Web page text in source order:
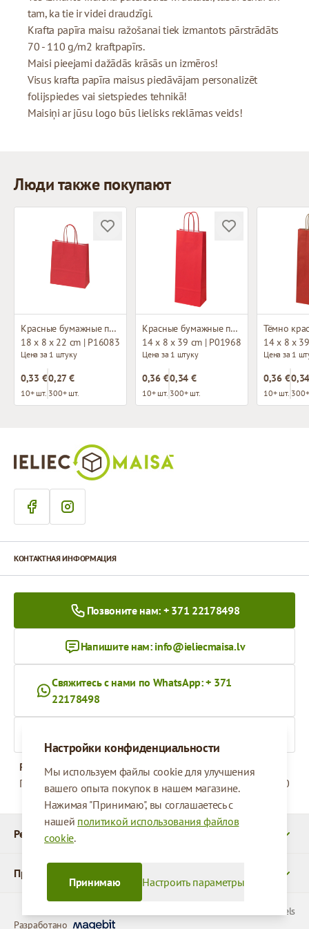
tam, ka tie ir videi draudzīgi.
Krafta papīra maisu ražošanai tiek izmantots pārstrādāts
70 - 110 g/m2 kraftpapīrs.
Maisi pieejami dažādās krāsās un izmēros!
Visus krafta papīra maisus piedāvājam personalizēt
folijspiedes vai sietspiedes tehnikā!
Maisiņi ar jūsu logo būs lielisks reklāmas veids!
Люди также покупают
Красные бумажные пакеты с плетёными ручками
18 x 8 x 22 cm | P16083
Цена за 1 штуку
0,33 €
10+ шт.
0,27 €
300+ шт.
Красные бумажные пакеты с плетёными ручками
14 x 8 x 39 cm | P01968
Цена за 1 штуку
0,36 €
10+ шт.
0,34 €
300+ шт.
14 x 8 x
Цена за 1
0,36 €
10+ шт.
Настройки конфиденциальности
Мы используем файлы cookie для улучшения
вашего опыта покупок в нашем магазине.
Нажимая "Принимаю", вы соглашаетесь с
нашей политикой использования файлов
cookie.
Настроить параметры
Принимаю
Реквизиты
Продукты
КОНТАКТНАЯ ИНФОРМАЦИЯ
Позвоните нам: + 371 22178498
Напишите нам: info@ieliecmaisa.lv
Свяжитесь с нами по WhatsApp: + 371
22178498
Рабочее время
Понедельник - Пятница
09:00 - 17:00
© 2026 SIA Parcels
Разработано